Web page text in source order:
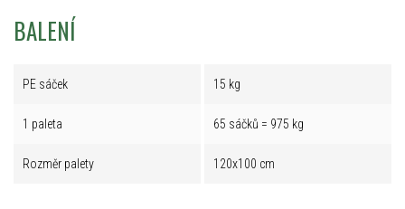
BALENÍ
PE sáček 15 kg
1 paleta 65 sáčků = 975 kg
Rozměr palety 120x100 cm